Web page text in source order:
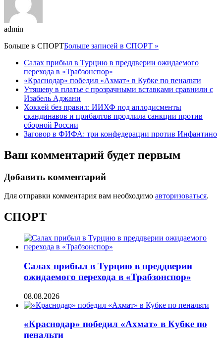
admin
Больше в СПОРТБольше записей в СПОРТ »
Салах прибыл в Турцию в преддверии ожидаемого
перехода в «Трабзонспор»
«Краснодар» победил «Ахмат» в Кубке по пенальти
Утяшеву в платье с прозрачными вставками сравнили с
Изабель Аджани
Хоккей без правил: ИИХФ под аплодисменты
скандинавов и прибалтов продлила санкции против
сборной России
Заговор в ФИФА: три конфедерации против Инфантино
Ваш комментарий будет первым
Добавить комментарий
Для отправки комментария вам необходимо авторизоваться.
СПОРТ
Салах прибыл в Турцию в преддверии
ожидаемого перехода в «Трабзонспор»
08.08.2026
«Краснодар» победил «Ахмат» в Кубке по
пенальти